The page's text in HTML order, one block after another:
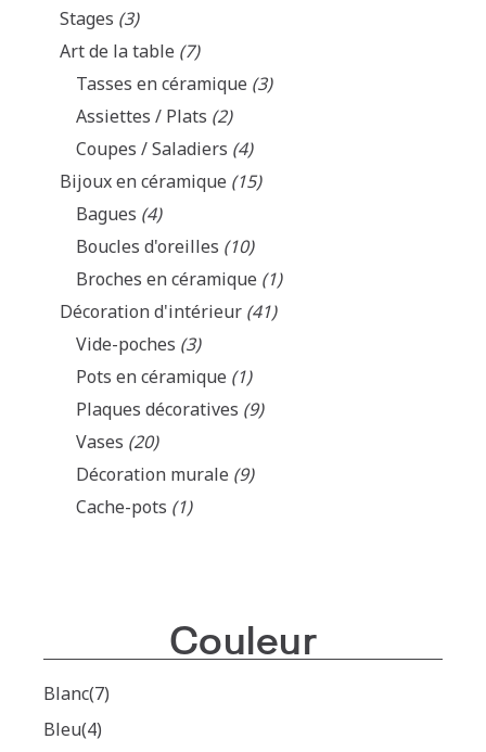
Stages (3)
Art de la table (7)
Tasses en céramique (3)
Assiettes / Plats (2)
Coupes / Saladiers (4)
Bijoux en céramique (15)
Bagues (4)
Boucles d'oreilles (10)
Broches en céramique (1)
Décoration d'intérieur (41)
Vide-poches (3)
Pots en céramique (1)
Plaques décoratives (9)
Vases (20)
Décoration murale (9)
Cache-pots (1)
Couleur
Blanc(7)
Bleu(4)